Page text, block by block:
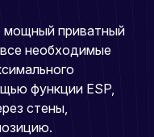
мощный приватный
необходимые
функции ESP,
стены,